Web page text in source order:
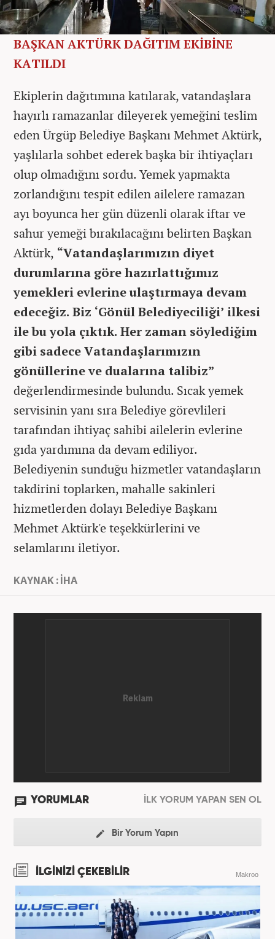
BAŞKAN AKTÜRK DAĞITIM EKİBİNE
KATILDI
Ekiplerin dağıtımına katılarak, vatandaşlara
hayırlı ramazanlar dileyerek yemeğini teslim
eden Ürgüp Belediye Başkanı Mehmet Aktürk,
yaşlılarla sohbet ederek başka bir ihtiyaçları
olup olmadığını sordu. Yemek yapmakta
zorlandığını tespit edilen ailelere ramazan
ayı boyunca her gün düzenli olarak iftar ve
sahur yemeği bırakılacağını belirten Başkan
Aktürk, “Vatandaşlarımızın diyet
durumlarına göre hazırlattığımız
yemekleri evlerine ulaştırmaya devam
edeceğiz. Biz ‘Gönül Belediyeciliği’ ilkesi
ile bu yola çıktık. Her zaman söylediğim
gibi sadece Vatandaşlarımızın
gönüllerine ve dualarına talibiz”
değerlendirmesinde bulundu. Sıcak yemek
servisinin yanı sıra Belediye görevlileri
tarafından ihtiyaç sahibi ailelerin evlerine
gıda yardımına da devam ediliyor.
Belediyenin sunduğu hizmetler vatandaşların
takdirini toplarken, mahalle sakinleri
hizmetlerden dolayı Belediye Başkanı
Mehmet Aktürk'e teşekkürlerini ve
selamlarını iletiyor.
KAYNAK : İHA
YORUMLAR İLK YORUM YAPAN SEN OL
Bir Yorum Yapın
İLGİNİZİ ÇEKEBİLİR Makroo